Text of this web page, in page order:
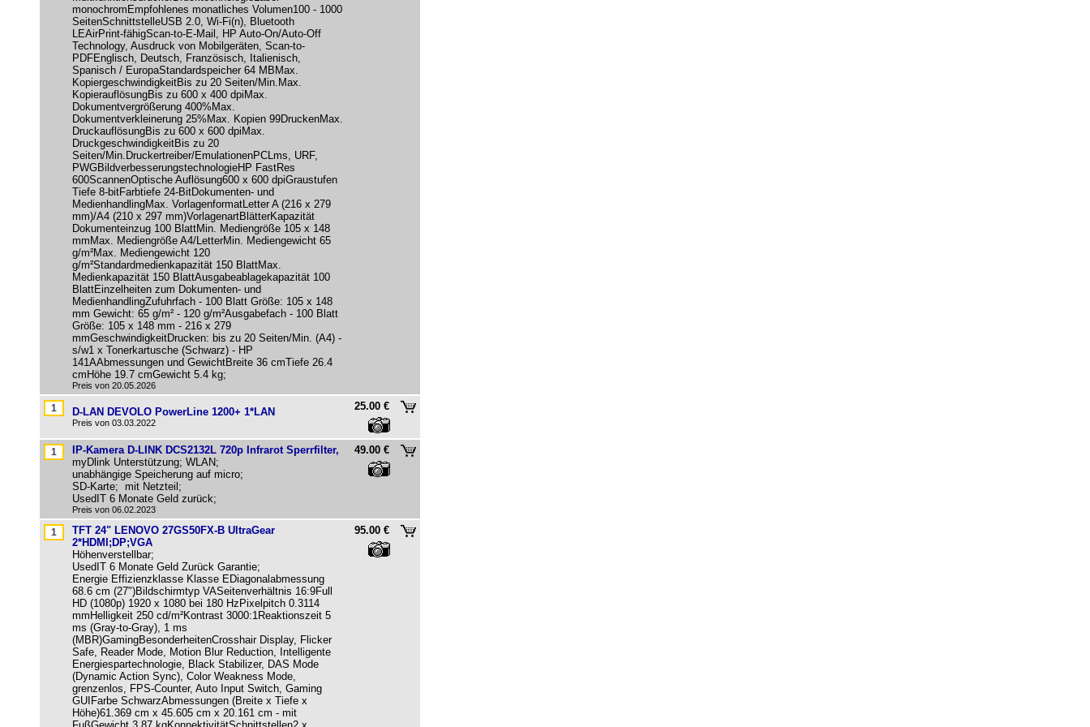
monochromEmpfohlenes monatliches Volumen100 - 1000
SeitenSchnittstelleUSB 2.0, Wi-Fi(n), Bluetooth
LEAirPrint-fähigScan-to-E-Mail, HP Auto-On/Auto-Off
Technology, Ausdruck von Mobilgeräten, Scan-to-
PDFEnglisch, Deutsch, Französisch, Italienisch,
Spanisch / EuropaStandardspeicher 64 MBMax.
KopiergeschwindigkeitBis zu 20 Seiten/Min.Max.
KopierauflösungBis zu 600 x 400 dpiMax.
Dokumentvergrößerung 400%Max.
Dokumentverkleinerung 25%Max. Kopien 99DruckenMax.
DruckauflösungBis zu 600 x 600 dpiMax.
DruckgeschwindigkeitBis zu 20
Seiten/Min.Druckertreiber/EmulationenPCLms, URF,
PWGBildverbesserungstechnologieHP FastRes
600ScannenOptische Auflösung600 x 600 dpiGraustufen
Tiefe 8-bitFarbtiefe 24-BitDokumenten- und
MedienhandlingMax. VorlagenformatLetter A (216 x 279
mm)/A4 (210 x 297 mm)VorlagenartBlätterKapazität
Dokumenteinzug 100 BlattMin. Mediengröße 105 x 148
mmMax. Mediengröße A4/LetterMin. Mediengewicht 65
g/m²Max. Mediengewicht 120
g/m²Standardmedienkapazität 150 BlattMax.
Medienkapazität 150 BlattAusgabeablagekapazität 100
BlattEinzelheiten zum Dokumenten- und
MedienhandlingZufuhrfach - 100 Blatt Größe: 105 x 148
mm Gewicht: 65 g/m² - 120 g/m²Ausgabefach - 100 Blatt
Größe: 105 x 148 mm - 216 x 279
mmGeschwindigkeitDrucken: bis zu 20 Seiten/Min. (A4) -
s/w1 x Tonerkartusche (Schwarz) - HP
141AAbmessungen und GewichtBreite 36 cmTiefe 26.4
cmHöhe 19.7 cmGewicht 5.4 kg;
Preis von 20.05.2026
D-LAN DEVOLO PowerLine 1200+ 1*LAN
Preis von 03.03.2022
25.00 €
IP-Kamera D-LINK DCS2132L 720p Infrarot Sperrfilter,
myDlink Unterstützung; WLAN;
unabhängige Speicherung auf micro;
SD-Karte; mit Netzteil;
UsedIT 6 Monate Geld zurück;
Preis von 06.02.2023
49.00 €
TFT 24" LENOVO 27GS50FX-B UltraGear
2*HDMI;DP;VGA
Höhenverstellbar;
UsedIT 6 Monate Geld Zurück Garantie;
Energie Effizienzklasse Klasse EDiagonalabmessung
68.6 cm (27")Bildschirmtyp VASeitenverhältnis 16:9Full
HD (1080p) 1920 x 1080 bei 180 HzPixelpitch 0.3114
mmHelligkeit 250 cd/m²Kontrast 3000:1Reaktionszeit 5
ms (Gray-to-Gray), 1 ms
(MBR)GamingBesonderheitenCrosshair Display, Flicker
Safe, Reader Mode, Motion Blur Reduction, Intelligente
Energiespartechnologie, Black Stabilizer, DAS Mode
(Dynamic Action Sync), Color Weakness Mode,
grenzenlos, FPS-Counter, Auto Input Switch, Gaming
GUIFarbe SchwarzAbmessungen (Breite x Tiefe x
Höhe)61.369 cm x 45.605 cm x 20.161 cm - mit
95.00 €